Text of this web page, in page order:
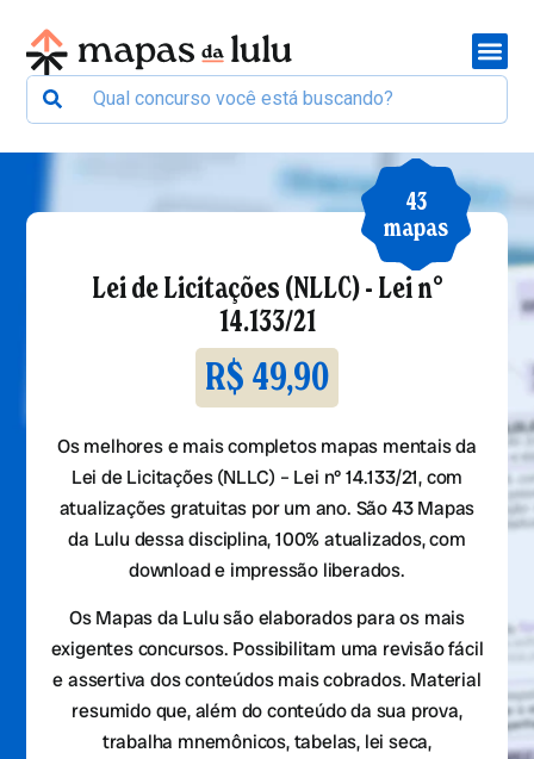
43
mapas
Lei de Licitações (NLLC) - Lei n°
14.133/21
R$ 49,90
Os melhores e mais completos mapas mentais da
Lei de Licitações (NLLC) – Lei n° 14.133/21, com
atualizações gratuitas por um ano. São43Mapas
da Lulu dessa disciplina, 100% atualizados, com
download e impressão liberados.
Os Mapas da Lulu são elaborados para os mais
exigentes concursos. Possibilitam uma revisão fácil
e assertiva dos conteúdos mais cobrados. Material
resumido que, além do conteúdo da sua prova,
trabalha mnemônicos, tabelas, lei seca,